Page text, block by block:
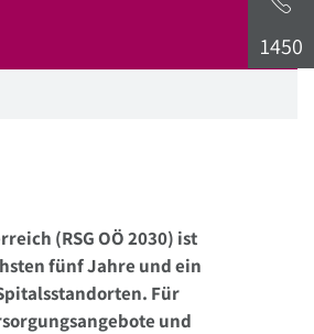
1450
(RSG OÖ 2030) ist
fünf Jahre und ein
Für
und